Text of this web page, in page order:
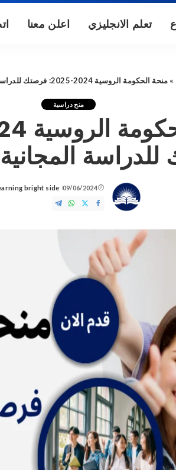
تعلم الانجليزي اعلن معنا
» منحة الحكومة الروسية 2024-2025: فرصتك للدراسة المجانية في روسيا
منح دراسية
09/06/2024
Posted
by
bright side